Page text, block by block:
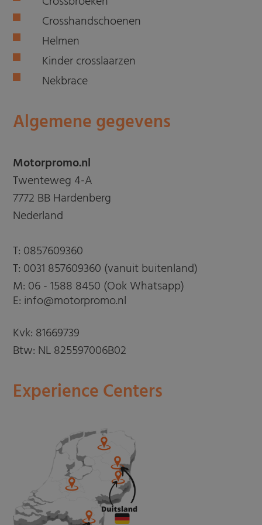
Crosshandschoenen
Helmen
Kinder crosslaarzen
Nekbrace
Algemene gegevens
Motorpromo.nl
Twenteweg 4-A
7772 BB Hardenberg
Nederland
T: 0857609360
T: 0031 857609360 (vanuit buitenland)
M: 06 - 1588 8450 (Ook Whatsapp)
E: info@motorpromo.nl
Kvk: 81669739
Btw: NL 825597006B02
Experience Centers